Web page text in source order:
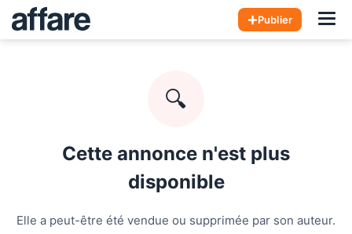
Publier
🔍
Cette annonce n'est plus
disponible
Elle a peut-être été vendue ou supprimée par son auteur.